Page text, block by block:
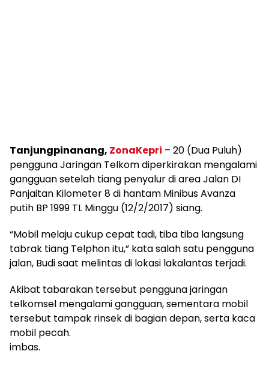
Tanjungpinanang, ZonaKepri – 20 (Dua Puluh)
pengguna Jaringan Telkom diperkirakan mengalami
gangguan setelah tiang penyalur di area Jalan DI
Panjaitan Kilometer 8 di hantam Minibus Avanza
putih BP 1999 TL Minggu (12/2/2017) siang.
“Mobil melaju cukup cepat tadi, tiba tiba langsung
tabrak tiang Telphon itu,” kata salah satu pengguna
jalan, Budi saat melintas di lokasi lakalantas terjadi.
Akibat tabarakan tersebut pengguna jaringan
telkomsel mengalami gangguan, sementara mobil
tersebut tampak rinsek di bagian depan, serta kaca
mobil pecah.
imbas.